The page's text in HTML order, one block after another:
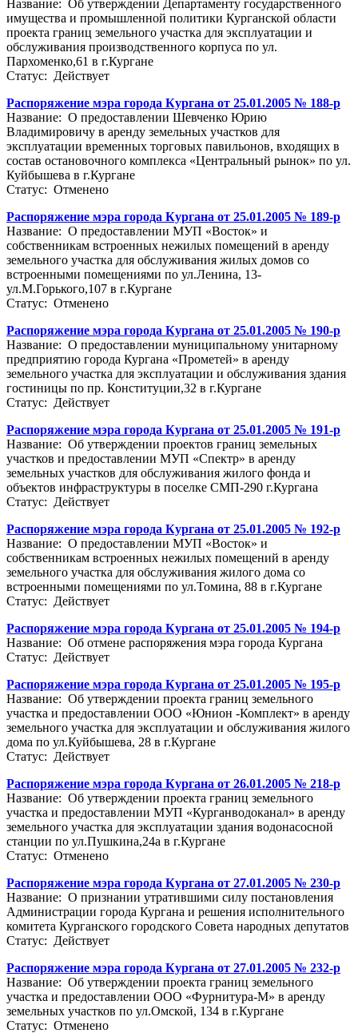
Название: Об утверждении Департаменту государственного
имущества и промышленной политики Курганской области
проекта границ земельного участка для эксплуатации и
обслуживания производственного корпуса по ул.
Пархоменко,61 в г.Кургане
Статус: Действует
Распоряжение мэра города Кургана от 25.01.2005 № 188-р
Название: О предоставлении Шевченко Юрию
Владимировичу в аренду земельных участков для
эксплуатации временных торговых павильонов, входящих в
состав остановочного комплекса «Центральный рынок» по ул.
Куйбышева в г.Кургане
Статус: Отменено
Распоряжение мэра города Кургана от 25.01.2005 № 189-р
Название: О предоставлении МУП «Восток» и
собственникам встроенных нежилых помещений в аренду
земельного участка для обслуживания жилых домов со
встроенными помещениями по ул.Ленина, 13-
ул.М.Горького,107 в г.Кургане
Статус: Отменено
Распоряжение мэра города Кургана от 25.01.2005 № 190-р
Название: О предоставлении муниципальному унитарному
предприятию города Кургана «Прометей» в аренду
земельного участка для эксплуатации и обслуживания здания
гостиницы по пр. Конституции,32 в г.Кургане
Статус: Действует
Распоряжение мэра города Кургана от 25.01.2005 № 191-р
Название: Об утверждении проектов границ земельных
участков и предоставлении МУП «Спектр» в аренду
земельных участков для обслуживания жилого фонда и
объектов инфраструктуры в поселке СМП-290 г.Кургана
Статус: Действует
Распоряжение мэра города Кургана от 25.01.2005 № 192-р
Название: О предоставлении МУП «Восток» и
собственникам встроенных нежилых помещений в аренду
земельного участка для обслуживания жилого дома со
встроенными помещениями по ул.Томина, 88 в г.Кургане
Статус: Действует
Распоряжение мэра города Кургана от 25.01.2005 № 194-р
Название: Об отмене распоряжения мэра города Кургана
Статус: Действует
Распоряжение мэра города Кургана от 25.01.2005 № 195-р
Название: Об утверждении проекта границ земельного
участка и предоставлении ООО «Юнион -Комплект» в аренду
земельного участка для эксплуатации и обслуживания жилого
дома по ул.Куйбышева, 28 в г.Кургане
Статус: Действует
Распоряжение мэра города Кургана от 26.01.2005 № 218-р
Название: Об утверждении проекта границ земельного
участка и предоставлении МУП «Курганводоканал» в аренду
земельного участка для эксплуатации здания водонасосной
станции по ул.Пушкина,24а в г.Кургане
Статус: Отменено
Распоряжение мэра города Кургана от 27.01.2005 № 230-р
Название: О признании утратившими силу постановления
Администрации города Кургана и решения исполнительного
комитета Курганского городского Совета народных депутатов
Статус: Действует
Распоряжение мэра города Кургана от 27.01.2005 № 232-р
Название: Об утверждении проекта границ земельного
участка и предоставлении ООО «Фурнитура-М» в аренду
земельных участков по ул.Омской, 134 в г.Кургане
Статус: Отменено